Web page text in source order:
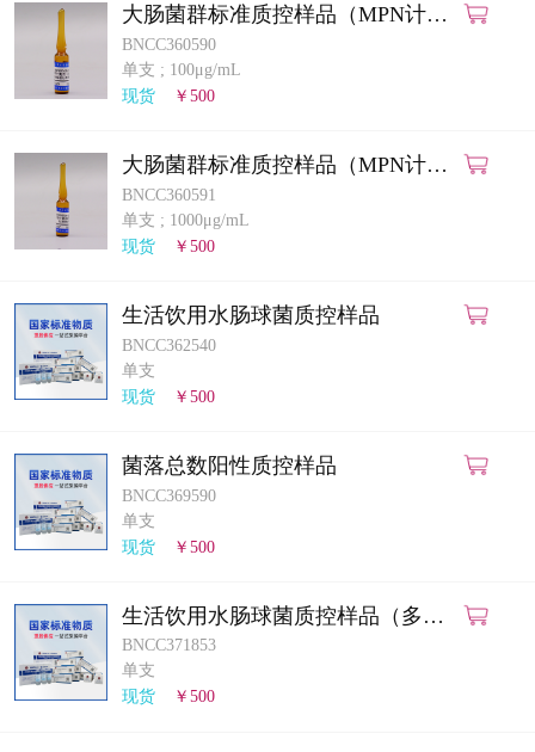
大肠菌群标准质控样品（MPN计数
法）
BNCC360590
单支 ; 100μg/mL
现货
￥500
大肠菌群标准质控样品（MPN计数
法）
BNCC360591
单支 ; 1000μg/mL
现货
￥500
生活饮用水肠球菌质控样品
BNCC362540
单支
现货
￥500
菌落总数阳性质控样品
BNCC369590
单支
现货
￥500
生活饮用水肠球菌质控样品（多管
发酵法）
BNCC371853
单支
现货
￥500